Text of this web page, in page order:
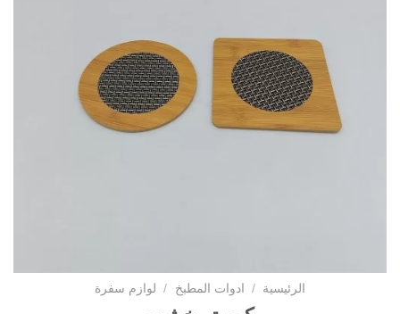
الرئيسية / ادوات المطبخ / لوازم سفرة